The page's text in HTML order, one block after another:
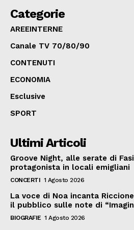
Categorie
AREEINTERNE
Canale TV 70/80/90
CONTENUTI
ECONOMIA
Esclusive
SPORT
Ultimi Articoli
Groove Night, alle serate di
protagonista in locali emigliani
CONCERTI 1 Agosto 2026
La voce di Noa incanta
il pubblico sulle note di
BIOGRAFIE 1 Agosto 2026